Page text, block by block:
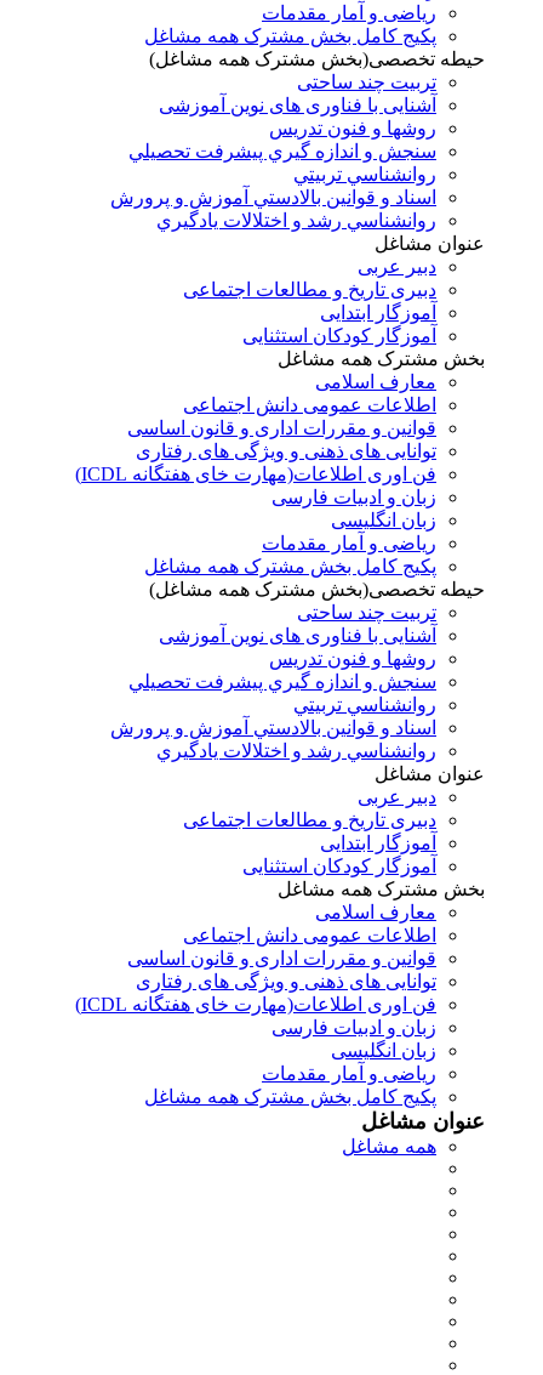
ریاضی و آمار مقدمات
پکیج کامل بخش مشترک همه مشاغل
حیطه تخصصی(بخش مشترک همه مشاغل)
تربیت چند ساحتی
آشنایی با فناوری های نوین آموزشی
روشها و فنون تدريس
سنجش و اندازه گيري پيشرفت تحصيلي
روانشناسي تربيتي
اسناد و قوانين بالادستي آموزش و پرورش
روانشناسي رشد و اختلالات يادگيري
عنوان مشاغل
دبير عربی
دبیری تاریخ و مطالعات اجتماعی
آموزگار ابتدایی
آموزگار کودکان استثنایی
بخش مشترک همه مشاغل
معارف اسلامی
اطلاعات عمومی دانش اجتماعی
قوانین و مقررات اداری و قانون اساسی
توانایی های ذهنی و ویژگی های رفتاری
فن اوری اطلاعات(مهارت خای هفتگانه ICDL)
زبان و ادبیات فارسی
زبان انگلیسی
ریاضی و آمار مقدمات
پکیج کامل بخش مشترک همه مشاغل
حیطه تخصصی(بخش مشترک همه مشاغل)
تربیت چند ساحتی
آشنایی با فناوری های نوین آموزشی
روشها و فنون تدريس
سنجش و اندازه گيري پيشرفت تحصيلي
روانشناسي تربيتي
اسناد و قوانين بالادستي آموزش و پرورش
روانشناسي رشد و اختلالات يادگيري
عنوان مشاغل
دبير عربی
دبیری تاریخ و مطالعات اجتماعی
آموزگار ابتدایی
آموزگار کودکان استثنایی
بخش مشترک همه مشاغل
معارف اسلامی
اطلاعات عمومی دانش اجتماعی
قوانین و مقررات اداری و قانون اساسی
توانایی های ذهنی و ویژگی های رفتاری
فن اوری اطلاعات(مهارت خای هفتگانه ICDL)
زبان و ادبیات فارسی
زبان انگلیسی
ریاضی و آمار مقدمات
پکیج کامل بخش مشترک همه مشاغل
عنوان مشاغل
همه مشاغل